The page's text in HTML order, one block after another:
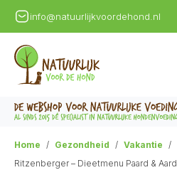
info@natuurlijkvoordehond.nl
Home Gezondheid
Vakantie
Ritzenberger – Dieetmenu Paard &